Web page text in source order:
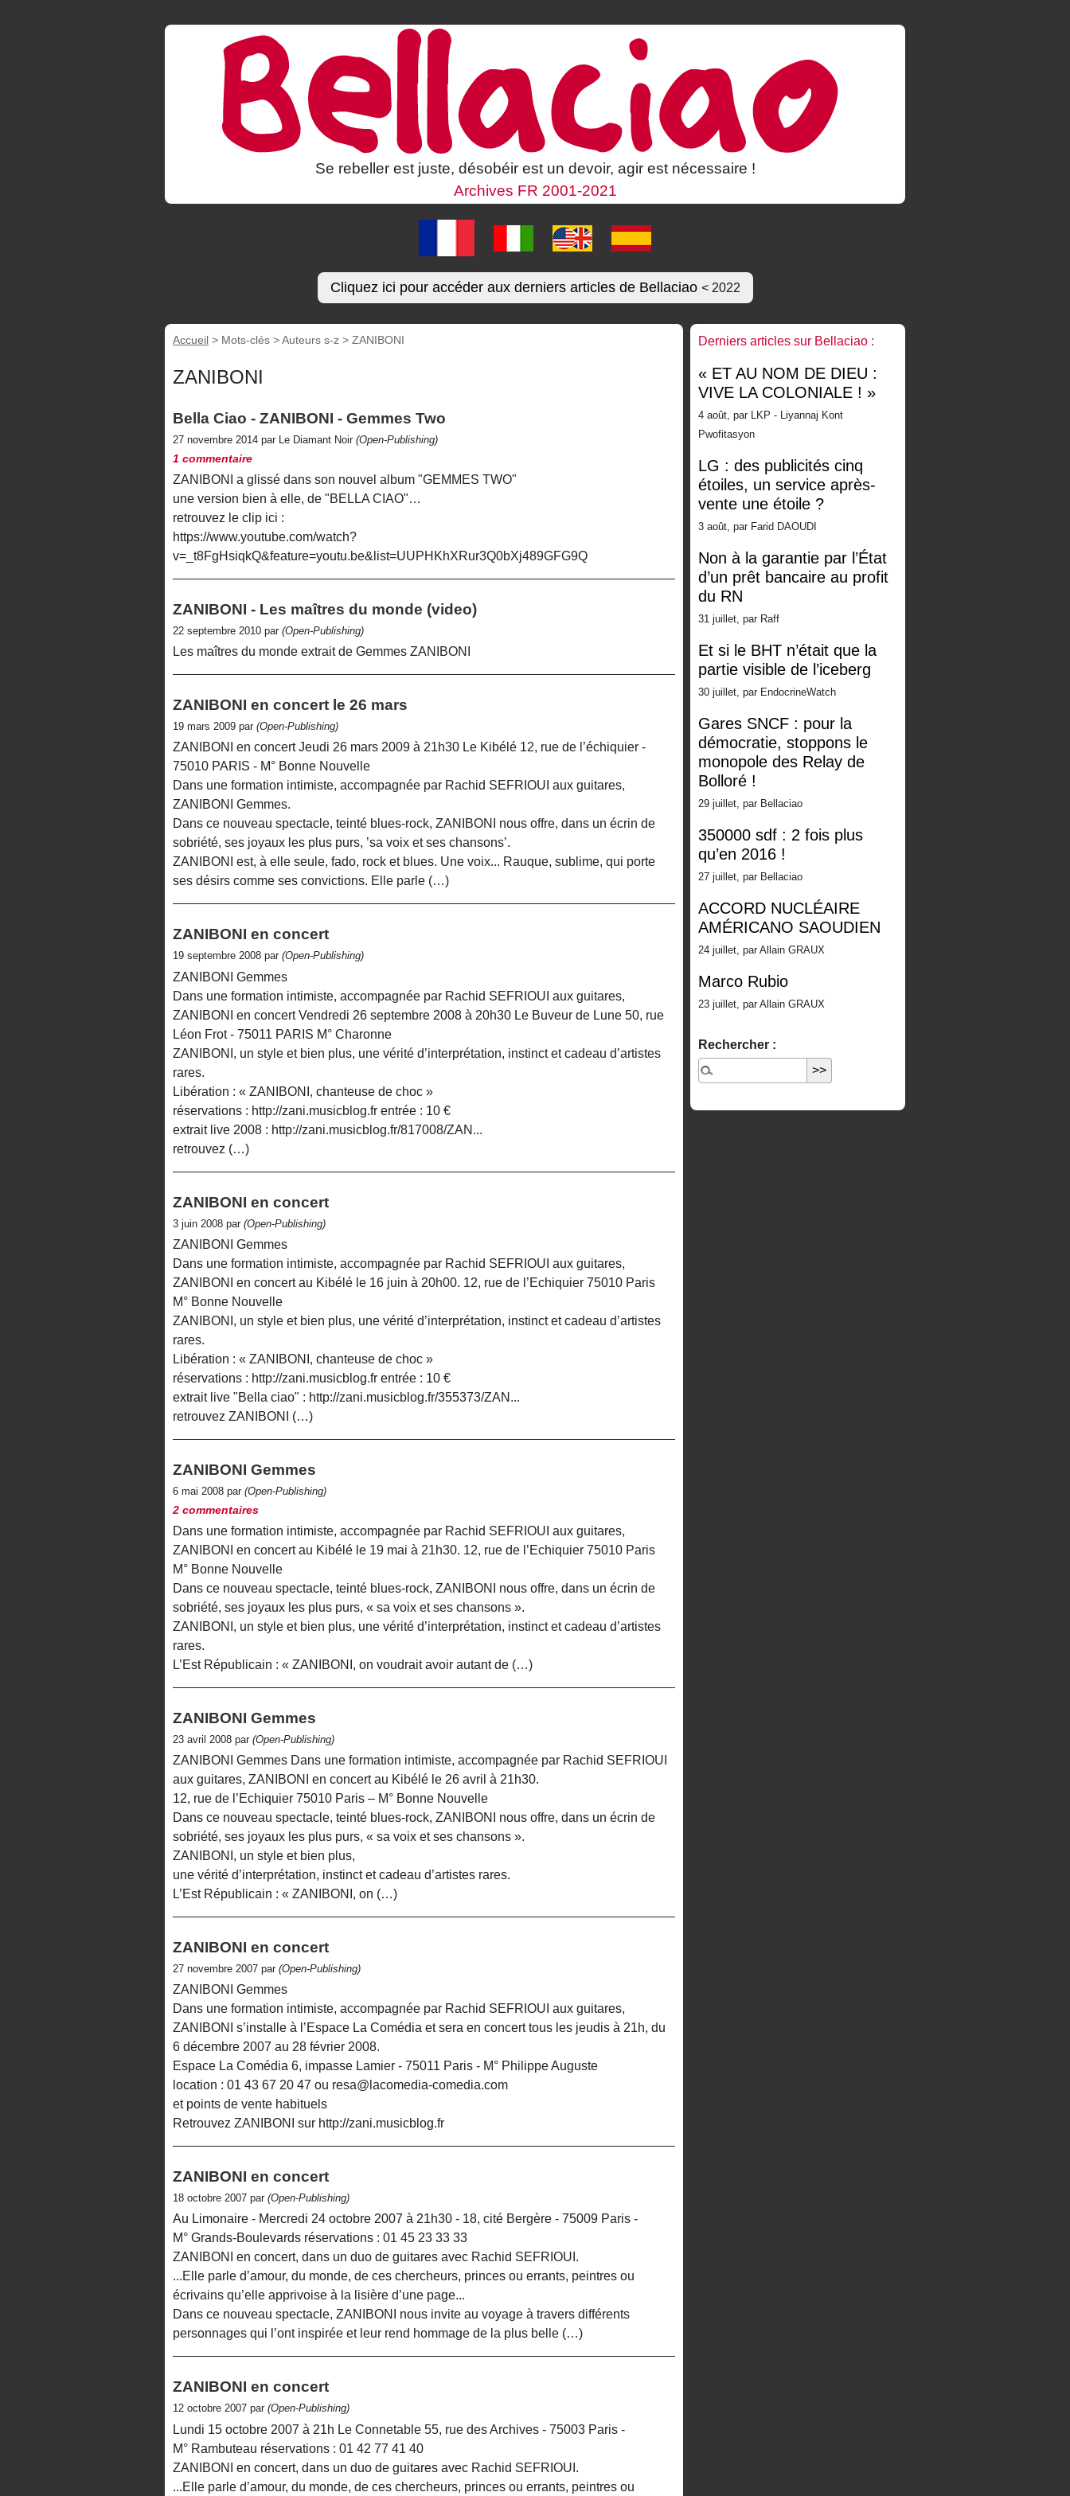
Se rebeller est juste, désobéir est un devoir, agir est nécessaire !
Archives FR 2001-2021
Cliquez ici pour accéder aux derniers articles de Bellaciao < 2022
Accueil > Mots-clés > Auteurs s-z > ZANIBONI
ZANIBONI
Bella Ciao - ZANIBONI - Gemmes Two
27 novembre 2014 par Le Diamant Noir (Open-Publishing)
1 commentaire
ZANIBONI a glissé dans son nouvel album "GEMMES TWO"
une version bien à elle, de "BELLA CIAO"…
retrouvez le clip ici :
https://www.youtube.com/watch?
v=_t8FgHsiqkQ&feature=youtu.be&list=UUPHKhXRur3Q0bXj489GFG9Q
ZANIBONI - Les maîtres du monde (video)
22 septembre 2010 par (Open-Publishing)
Les maîtres du monde extrait de Gemmes ZANIBONI
ZANIBONI en concert le 26 mars
19 mars 2009 par (Open-Publishing)
ZANIBONI en concert Jeudi 26 mars 2009 à 21h30 Le Kibélé 12, rue de l’échiquier -
75010 PARIS - M° Bonne Nouvelle
Dans une formation intimiste, accompagnée par Rachid SEFRIOUI aux guitares,
ZANIBONI Gemmes.
Dans ce nouveau spectacle, teinté blues-rock, ZANIBONI nous offre, dans un écrin de
sobriété, ses joyaux les plus purs, ’sa voix et ses chansons’.
ZANIBONI est, à elle seule, fado, rock et blues. Une voix... Rauque, sublime, qui porte
ses désirs comme ses convictions. Elle parle (…)
ZANIBONI en concert
19 septembre 2008 par (Open-Publishing)
ZANIBONI Gemmes
Dans une formation intimiste, accompagnée par Rachid SEFRIOUI aux guitares,
ZANIBONI en concert Vendredi 26 septembre 2008 à 20h30 Le Buveur de Lune 50, rue
Léon Frot - 75011 PARIS M° Charonne
ZANIBONI, un style et bien plus, une vérité d’interprétation, instinct et cadeau d’artistes
rares.
Libération : « ZANIBONI, chanteuse de choc »
réservations : http://zani.musicblog.fr entrée : 10 €
extrait live 2008 : http://zani.musicblog.fr/817008/ZAN...
retrouvez (…)
ZANIBONI en concert
3 juin 2008 par (Open-Publishing)
ZANIBONI Gemmes
Dans une formation intimiste, accompagnée par Rachid SEFRIOUI aux guitares,
ZANIBONI en concert au Kibélé le 16 juin à 20h00. 12, rue de l’Echiquier 75010 Paris
M° Bonne Nouvelle
ZANIBONI, un style et bien plus, une vérité d’interprétation, instinct et cadeau d’artistes
rares.
Libération : « ZANIBONI, chanteuse de choc »
réservations : http://zani.musicblog.fr entrée : 10 €
extrait live "Bella ciao" : http://zani.musicblog.fr/355373/ZAN...
retrouvez ZANIBONI (…)
ZANIBONI Gemmes
6 mai 2008 par (Open-Publishing)
2 commentaires
Dans une formation intimiste, accompagnée par Rachid SEFRIOUI aux guitares,
ZANIBONI en concert au Kibélé le 19 mai à 21h30. 12, rue de l’Echiquier 75010 Paris
M° Bonne Nouvelle
Dans ce nouveau spectacle, teinté blues-rock, ZANIBONI nous offre, dans un écrin de
sobriété, ses joyaux les plus purs, « sa voix et ses chansons ».
ZANIBONI, un style et bien plus, une vérité d’interprétation, instinct et cadeau d’artistes
rares.
L’Est Républicain : « ZANIBONI, on voudrait avoir autant de (…)
ZANIBONI Gemmes
23 avril 2008 par (Open-Publishing)
ZANIBONI Gemmes Dans une formation intimiste, accompagnée par Rachid SEFRIOUI
aux guitares, ZANIBONI en concert au Kibélé le 26 avril à 21h30.
12, rue de l’Echiquier 75010 Paris – M° Bonne Nouvelle
Dans ce nouveau spectacle, teinté blues-rock, ZANIBONI nous offre, dans un écrin de
sobriété, ses joyaux les plus purs, « sa voix et ses chansons ».
ZANIBONI, un style et bien plus,
une vérité d’interprétation, instinct et cadeau d’artistes rares.
L’Est Républicain : « ZANIBONI, on (…)
ZANIBONI en concert
27 novembre 2007 par (Open-Publishing)
ZANIBONI Gemmes
Dans une formation intimiste, accompagnée par Rachid SEFRIOUI aux guitares,
ZANIBONI s’installe à l’Espace La Comédia et sera en concert tous les jeudis à 21h, du
6 décembre 2007 au 28 février 2008.
Espace La Comédia 6, impasse Lamier - 75011 Paris - M° Philippe Auguste
location : 01 43 67 20 47 ou resa@lacomedia-comedia.com
et points de vente habituels
Retrouvez ZANIBONI sur http://zani.musicblog.fr
ZANIBONI en concert
18 octobre 2007 par (Open-Publishing)
Au Limonaire - Mercredi 24 octobre 2007 à 21h30 - 18, cité Bergère - 75009 Paris -
M° Grands-Boulevards réservations : 01 45 23 33 33
ZANIBONI en concert, dans un duo de guitares avec Rachid SEFRIOUI.
...Elle parle d’amour, du monde, de ces chercheurs, princes ou errants, peintres ou
écrivains qu’elle apprivoise à la lisière d’une page...
Dans ce nouveau spectacle, ZANIBONI nous invite au voyage à travers différents
personnages qui l’ont inspirée et leur rend hommage de la plus belle (…)
ZANIBONI en concert
12 octobre 2007 par (Open-Publishing)
Lundi 15 octobre 2007 à 21h Le Connetable 55, rue des Archives - 75003 Paris -
M° Rambuteau réservations : 01 42 77 41 40
ZANIBONI en concert, dans un duo de guitares avec Rachid SEFRIOUI.
...Elle parle d’amour, du monde, de ces chercheurs, princes ou errants, peintres ou
Derniers articles sur Bellaciao :
« ET AU NOM DE DIEU :
VIVE LA COLONIALE ! »
4 août, par LKP - Liyannaj Kont
Pwofitasyon
LG : des publicités cinq
étoiles, un service après-
vente une étoile ?
3 août, par Farid DAOUDI
Non à la garantie par l’État
d’un prêt bancaire au profit
du RN
31 juillet, par Raff
Et si le BHT n’était que la
partie visible de l’iceberg
30 juillet, par EndocrineWatch
Gares SNCF : pour la
démocratie, stoppons le
monopole des Relay de
Bolloré !
29 juillet, par Bellaciao
350000 sdf : 2 fois plus
qu’en 2016 !
27 juillet, par Bellaciao
ACCORD NUCLÉAIRE
AMÉRICANO SAOUDIEN
24 juillet, par Allain GRAUX
Marco Rubio
23 juillet, par Allain GRAUX
Rechercher :